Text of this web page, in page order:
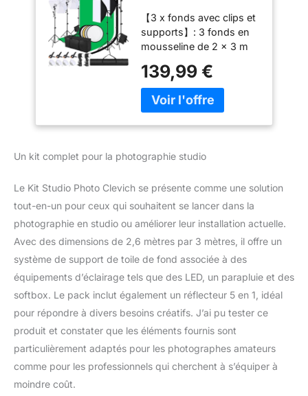
Support de Toile de
Fond avec LED
Parapluie Softbox 5
en 1 Réflecteur, Set
pour Studio Photo
Professionnel pour
Portrait et
【3 x fonds avec clips et
supports】: 3 fonds en
mousseline de 2 x 3 m
absorbent la lumière et
évitent les reflets, épais
et stables. Equipé de 4
support de fond
sable offrent plus de
stabilité. Remarque :
l'arrière-plan peut
raison de l'expédition. Si
nécessaire, suspendez le
fond pendant 1 à 2 jours,
puis repassez-le avec un
【2 x support d'ampoule
avec abat-jour】: le
couvercle d'abat-jour
blanc translucide peut
139,99 €
Un kit complet pour la photographie studio
Le Kit Studio Photo Clevich se présente comme une solution
tout-en-un pour ceux qui souhaitent se lancer dans la
photographie en studio ou améliorer leur installation actuelle.
Avec des dimensions de 2,6 mètres par 3 mètres, il offre un
système de support de toile de fond associée à des
équipements d’éclairage tels que des LED, un parapluie et des
softbox. Le pack inclut également un réflecteur 5 en 1, idéal
pour répondre à divers besoins créatifs. J’ai pu tester ce
produit et constater que les éléments fournis sont
particulièrement adaptés pour les photographes amateurs
comme pour les professionnels qui cherchent à s’équiper à
moindre coût.